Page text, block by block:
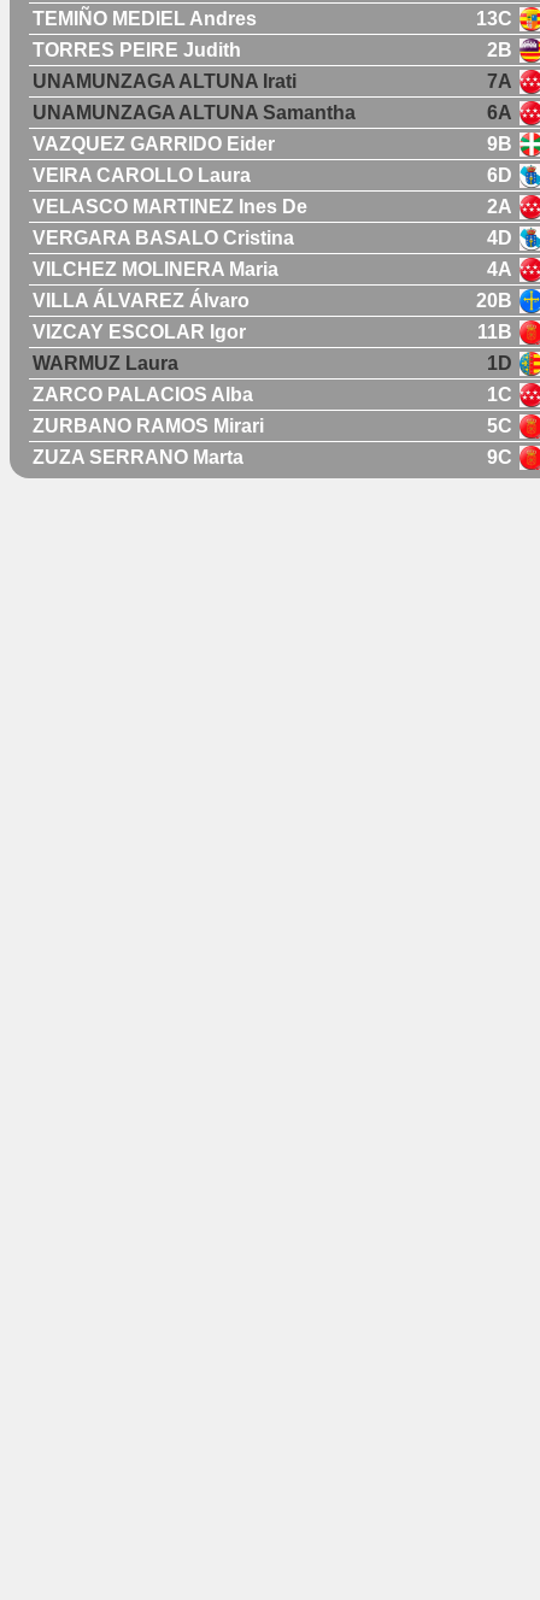
TEMIÑO MEDIEL Andres
13C
TORRES PEIRE Judith
2B
UNAMUNZAGA ALTUNA Irati
7A
UNAMUNZAGA ALTUNA Samantha
6A
VAZQUEZ GARRIDO Eider
9B
VEIRA CAROLLO Laura
6D
VELASCO MARTINEZ Ines De
2A
VERGARA BASALO Cristina
4D
VILCHEZ MOLINERA Maria
4A
VILLA ÁLVAREZ Álvaro
20B
VIZCAY ESCOLAR Igor
11B
WARMUZ Laura
1D
ZARCO PALACIOS Alba
1C
ZURBANO RAMOS Mirari
5C
ZUZA SERRANO Marta
9C